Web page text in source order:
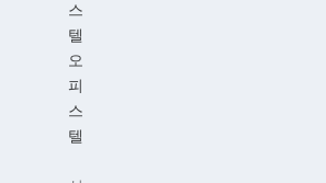
스
텔
오
피
스
텔